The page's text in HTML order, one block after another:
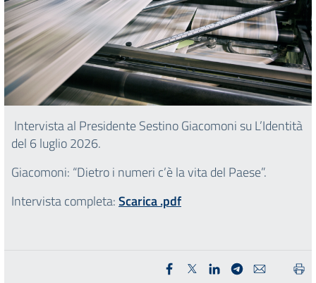
Intervista al Presidente Sestino Giacomoni su L’Identità
del 6 luglio 2026.
Giacomoni: “Dietro i numeri c’è la vita del Paese”.
Intervista completa:Scarica .pdf